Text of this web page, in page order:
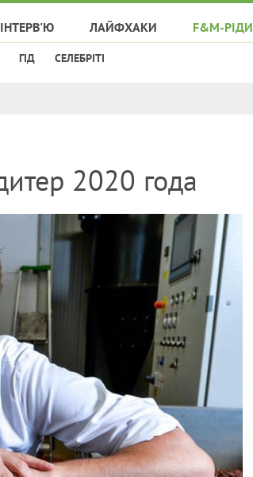
ІНТЕРВ'Ю ЛАЙФХАКИ F&M-РІДИ
ГІД СЕЛЕБРІТІ
2020 года